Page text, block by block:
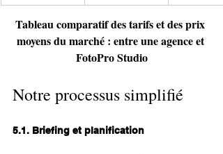
Tableau comparatif des tarifs et des prix
moyens du marché : entre une agence et
FotoPro Studio
Notre processus simplifié
5.1. Briefing et planification